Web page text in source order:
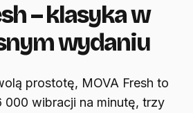
– klasyka w
wydaniu
prostotę, MOVA Fresh to
000 wibracji na minutę, trzy